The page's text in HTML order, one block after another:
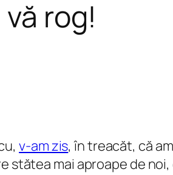
rog!
v-am zis, în treacăt, că
stătea mai aproape de